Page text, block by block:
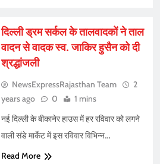
दिल्ली ड्रम सर्कल के तालवादकों ने ताल
वादन से वादक स्व. जाकिर हुसैन को दी
श्रद्धांजली
NewsExpressRajasthan Team
2
years ago
0 1 mins
नई दिल्ली के बीकानेर हाउस में हर रविवार को लगने
वाली संडे मार्केट में इस रविवार विभिन्न…
Read More